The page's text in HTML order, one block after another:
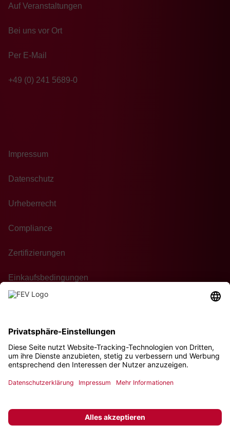
Auf Veranstaltungen
Bei uns vor Ort
Per E-Mail
+49 (0) 241 5689-0
Impressum
Datenschutz
Urheberrecht
Compliance
Zertifizierungen
Einkaufsbedingungen
Nachhaltigkeit